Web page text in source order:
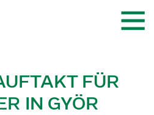
FÜR
IN GYÖR